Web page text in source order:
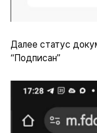
Далее статус
“Подписан”